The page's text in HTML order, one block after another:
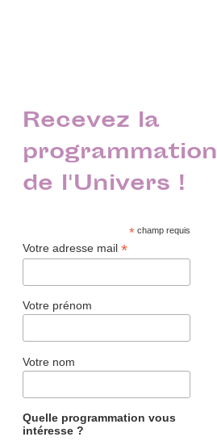
Recevez la
programmation
de l'Univers !
*champ requis
Votre adresse mail*
Votre prénom
Votre nom
Quelle programmation vous
intéresse ?